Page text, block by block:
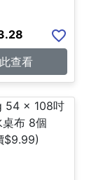
查看